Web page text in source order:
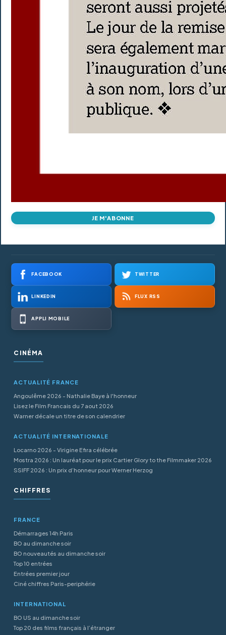
JE M'ABONNE
FACEBOOK TWITTER
LINKEDIN FLUX RSS
APPLI MOBILE
CINÉMA
ACTUALITÉ FRANCE
Angoulême 2026 - Nathalie Baye à l'honneur
Lisez le Film Francais du 7 aout 2026
Warner décale un titre de son calendrier
ACTUALITÉ INTERNATIONALE
Locarno 2026 - Virigine Efira célébrée
Mostra 2026 : Un lauréat pour le prix Cartier Glory to the Filmmaker 2026
SSIFF 2026 : Un prix d’honneur pour Werner Herzog
CHIFFRES
FRANCE
Démarrages 14h Paris
BO au dimanche soir
BO nouveautés au dimanche soir
Top 10 entrées
Entrées premier jour
Ciné chiffres Paris-periphérie
INTERNATIONAL
BO US au dimanche soir
Top 20 des films français à l’étranger